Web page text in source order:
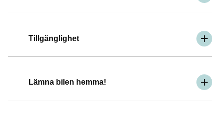
Tillgänglighet
Lämna bilen hemma!